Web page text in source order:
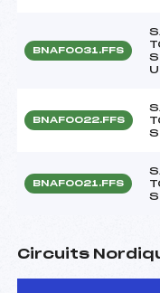
BNAF0031.FFS
BNAF0022.FFS
BNAF0021.FFS
Circuits